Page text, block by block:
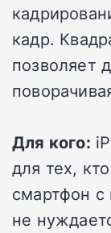
кадр.
позволяет
Для кого:
для тех,
смартфон
не